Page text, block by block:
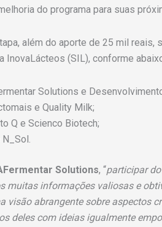
do programa para suas
além do aporte de 25 mil reais,
(SIL), conforme
Solutions e
e Quality Milk;
Q e Scienco Biotech;
Solutions, “participar
muitas informações valiosas e
visão abrangente sobre aspectos
deles com ideias igualmente